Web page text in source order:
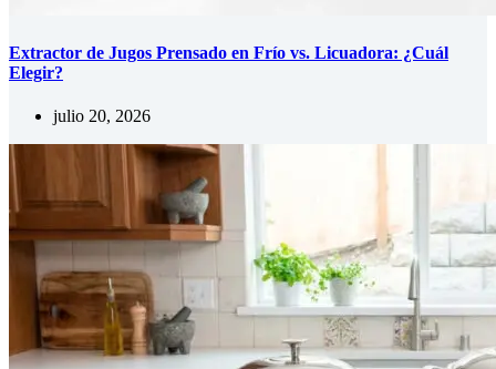
Extractor de Jugos Prensado en Frío vs. Licuadora: ¿Cuál
Elegir?
julio 20, 2026